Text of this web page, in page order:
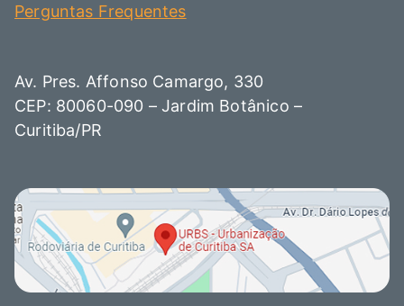
Perguntas Frequentes
Av. Pres. Affonso Camargo, 330
CEP: 80060-090 – Jardim Botânico –
Curitiba/PR